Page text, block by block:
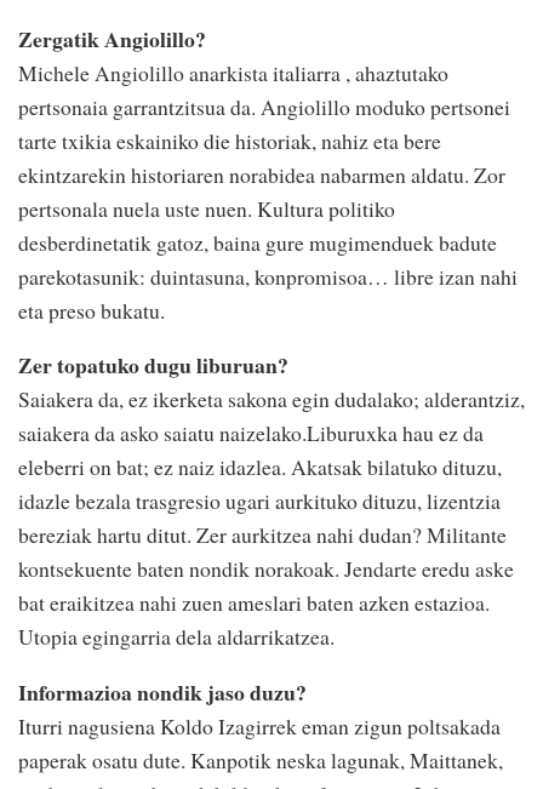
Zergatik Angiolillo?
Michele Angiolillo anarkista italiarra , ahaztutako
pertsonaia garrantzitsua da. Angiolillo moduko pertsonei
tarte txikia eskainiko die historiak, nahiz eta bere
ekintzarekin historiaren norabidea nabarmen aldatu. Zor
pertsonala nuela uste nuen. Kultura politiko
desberdinetatik gatoz, baina gure mugimenduek badute
parekotasunik: duintasuna, konpromisoa… libre izan nahi
eta preso bukatu.
Zer topatuko dugu liburuan?
Saiakera da, ez ikerketa sakona egin dudalako; alderantziz,
saiakera da asko saiatu naizelako.Liburuxka hau ez da
eleberri on bat; ez naiz idazlea. Akatsak bilatuko dituzu,
idazle bezala trasgresio ugari aurkituko dituzu, lizentzia
bereziak hartu ditut. Zer aurkitzea nahi dudan? Militante
kontsekuente baten nondik norakoak. Jendarte eredu aske
bat eraikitzea nahi zuen ameslari baten azken estazioa.
Utopia egingarria dela aldarrikatzea.
Informazioa nondik jaso duzu?
Iturri nagusiena Koldo Izagirrek eman zigun poltsakada
paperak osatu dute. Kanpotik neska lagunak, Maittanek,